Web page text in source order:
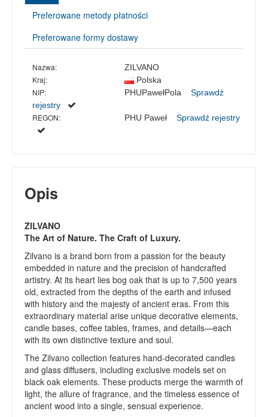
Preferowane metody płatności
Preferowane formy dostawy
Nazwa: ZILVANO
Kraj: Polska
NIP: PHUPawełPola Sprawdź
rejestry
REGON: PHU Paweł Sprawdź rejestry
Opis
ZILVANO
The Art of Nature. The Craft of Luxury.
Zilvano is a brand born from a passion for the beauty
embedded in nature and the precision of handcrafted
artistry. At its heart lies bog oak that is up to 7,500 years
old, extracted from the depths of the earth and infused
with history and the majesty of ancient eras. From this
extraordinary material arise unique decorative elements,
candle bases, coffee tables, frames, and details—each
with its own distinctive texture and soul.
The Zilvano collection features hand-decorated candles
and glass diffusers, including exclusive models set on
black oak elements. These products merge the warmth of
light, the allure of fragrance, and the timeless essence of
ancient wood into a single, sensual experience.